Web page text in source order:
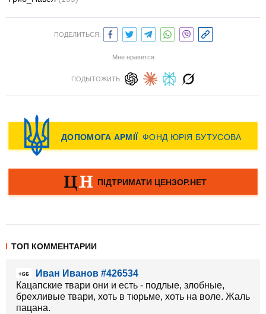
ПОДЕЛИТЬСЯ:
Мне нравится
ПОДЫТОЖИТЬ:
ТОП КОММЕНТАРИИ
+66
Иван Иванов #426534
Кацапские твари они и есть - подлые, злобные,
брехливые твари, хоть в тюрьме, хоть на воле. Жаль
пацана.